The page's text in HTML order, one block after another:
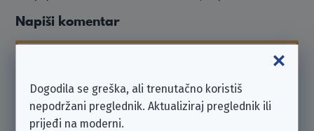
Napiši komentar
organizacija
i nismo povezani s ovdje navedenim
poduzećem.
Ako trebaš podršku ili želiš poslati zahtjev, obrati
Dogodila se greška, ali trenutačno koristiš
nepodržani preglednik. Aktualiziraj preglednik ili
prijeđi na moderni.